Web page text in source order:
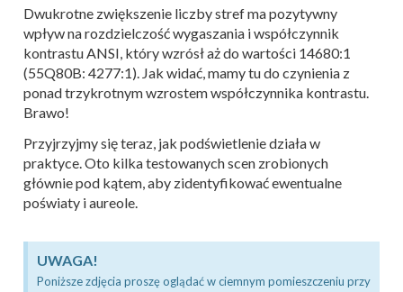
Dwukrotne zwiększenie liczby stref ma pozytywny
wpływ na rozdzielczość wygaszania i współczynnik
kontrastu ANSI, który wzrósł aż do wartości 14680:1
(55Q80B: 4277:1). Jak widać, mamy tu do czynienia z
ponad trzykrotnym wzrostem współczynnika kontrastu.
Brawo!
Przyjrzyjmy się teraz, jak podświetlenie działa w
praktyce. Oto kilka testowanych scen zrobionych
głównie pod kątem, aby zidentyfikować ewentualne
poświaty i aureole.
UWAGA!
Poniższe zdjęcia proszę oglądać w ciemnym pomieszczeniu przy